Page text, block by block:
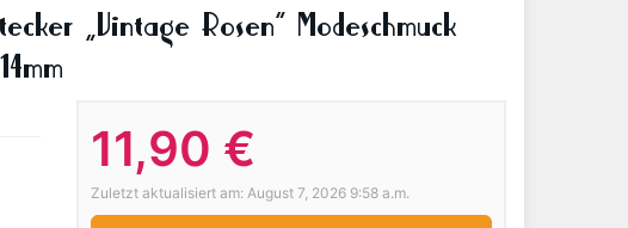
„Vintage Rosen“ Modeschmuck
11,90 €
Zuletzt aktualisiert am: August 7, 2026 9:58 a.m.